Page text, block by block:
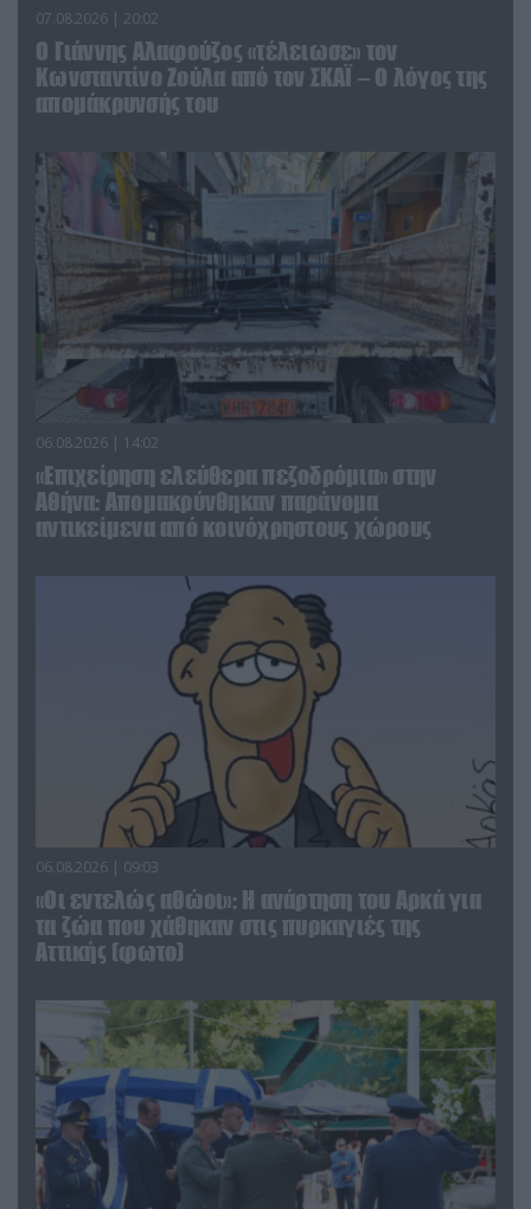
07.08.2026 | 20:02
Ο Γιάννης Αλαφούζος «τέλειωσε» τον
Κωνσταντίνο Ζούλα από τον ΣΚΑΪ – Ο λόγος της
απομάκρυνσής του
06.08.2026 | 14:02
«Επιχείρηση ελεύθερα πεζοδρόμια» στην
Αθήνα: Απομακρύνθηκαν παράνομα
αντικείμενα από κοινόχρηστους χώρους
06.08.2026 | 09:03
«Οι εντελώς αθώοι»: Η ανάρτηση του Αρκά για
τα ζώα που χάθηκαν στις πυρκαγιές της
Αττικής (φωτο)